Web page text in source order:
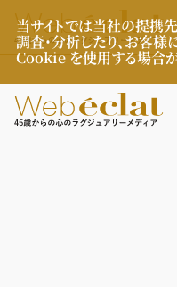
当サイトでは当社の提携
調査・分析したり、お客
Cookie を使用する場合が